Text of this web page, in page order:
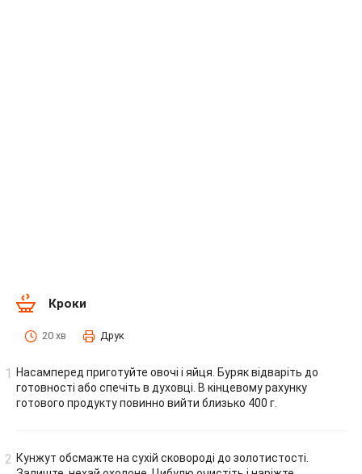
Кроки
20 хв Друк
Насамперед приготуйте овочі і яйця. Буряк відваріть до
готовності або спечіть в духовці. В кінцевому рахунку
готового продукту повинно вийти близько 400 г.
Кунжут обсмажте на сухій сковороді до золотистості.